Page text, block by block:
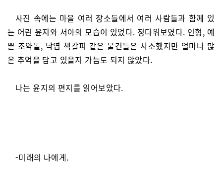
사진 속에는 마을 여러 장소들에서 여러 사람들과 함께 있
는 어린 윤지와 서아의 모습이 있었다. 정다워보였다. 인형, 예
쁜 조약돌, 낙엽 책갈피 같은 물건들은 사소했지만 얼마나 많
은 추억을 담고 있을지 가늠도 되지 않았다.
나는 윤지의 편지를 읽어보았다.
-미래의 나에게.